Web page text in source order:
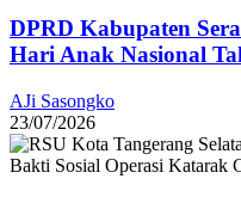
DPRD Kabupaten
Hari Anak Nasional
AJi Sasongko
23/07/2026